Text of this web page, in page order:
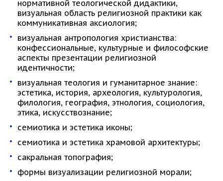
нормативной теологической дидактики,
визуальная область религиозной практики как
коммуникативная аксиология;
визуальная антропология христианства:
конфессиональные, культурные и философские
аспекты презентации религиозной
идентичности;
визуальная теология и гуманитарное знание:
эстетика, история, археология, культурология,
филология, география, этнология, социология,
этика, искусствознание;
семиотика и эстетика иконы;
семиотика и эстетика храмовой архитектуры;
сакральная топография;
формы визуализации религиозной морали;